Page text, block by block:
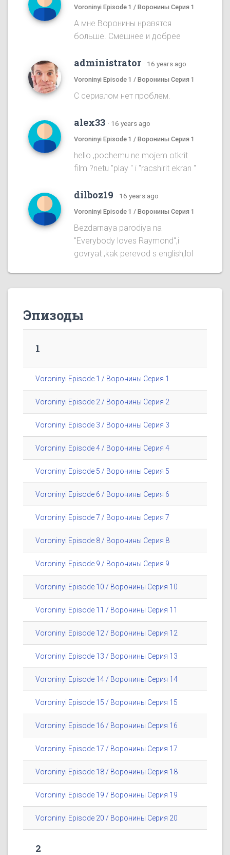
Voroninyi Episode 1 / Воронины Серия 1
А мне Воронины нравятся
больше. Смешнее и добрее
administrator · 16 years ago
Voroninyi Episode 1 / Воронины Серия 1
С сериалом нет проблем.
alex33 · 16 years ago
Voroninyi Episode 1 / Воронины Серия 1
hello ,pochemu ne mojem otkrit
film ?netu "play " i "racshirit ekran "
dilboz19 · 16 years ago
Voroninyi Episode 1 / Воронины Серия 1
Bezdarnaya parodiya na
''Everybody loves Raymond'',i
govryat ,kak perevod s english,lol
Эпизоды
1
Voroninyi Episode 1 / Воронины Серия 1
Voroninyi Episode 2 / Воронины Серия 2
Voroninyi Episode 3 / Воронины Серия 3
Voroninyi Episode 4 / Воронины Серия 4
Voroninyi Episode 5 / Воронины Серия 5
Voroninyi Episode 6 / Воронины Серия 6
Voroninyi Episode 7 / Воронины Серия 7
Voroninyi Episode 8 / Воронины Серия 8
Voroninyi Episode 9 / Воронины Серия 9
Voroninyi Episode 10 / Воронины Серия 10
Voroninyi Episode 11 / Воронины Серия 11
Voroninyi Episode 12 / Воронины Серия 12
Voroninyi Episode 13 / Воронины Серия 13
Voroninyi Episode 14 / Воронины Серия 14
Voroninyi Episode 15 / Воронины Серия 15
Voroninyi Episode 16 / Воронины Серия 16
Voroninyi Episode 17 / Воронины Серия 17
Voroninyi Episode 18 / Воронины Серия 18
Voroninyi Episode 19 / Воронины Серия 19
Voroninyi Episode 20 / Воронины Серия 20
2